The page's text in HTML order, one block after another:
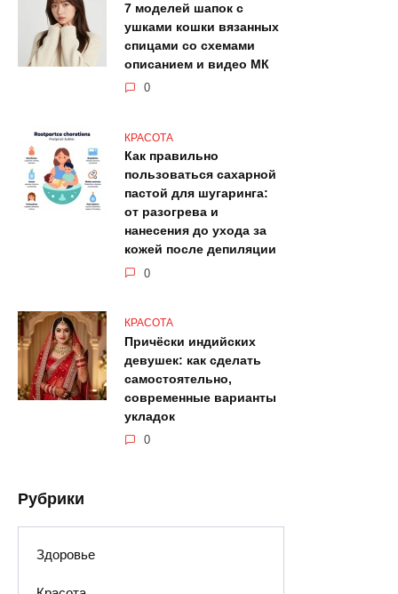
7 моделей шапок с
ушками кошки вязанных
спицами со схемами
описанием и видео МК
0
КРАСОТА
Как правильно
пользоваться сахарной
пастой для шугаринга:
от разогрева и
нанесения до ухода за
кожей после депиляции
0
КРАСОТА
Причёски индийских
девушек: как сделать
самостоятельно,
современные варианты
укладок
0
Рубрики
Здоровье